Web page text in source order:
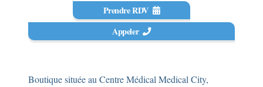
Prendre RDV
Appeler
Boutique située au Centre Médical Medical City,